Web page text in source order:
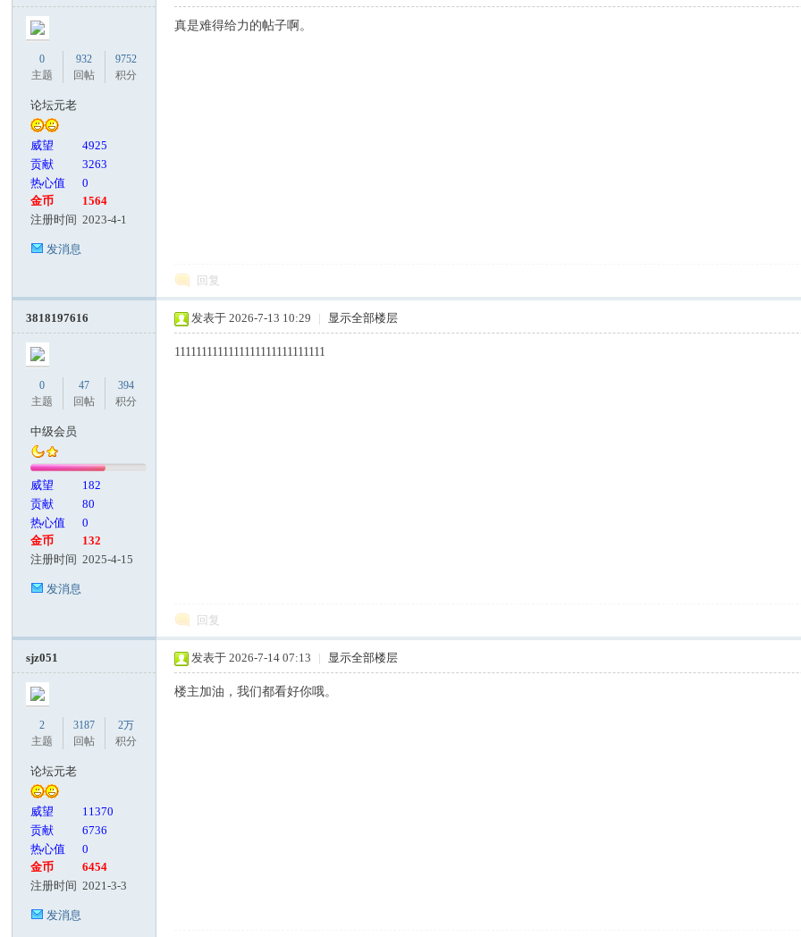
0
主题
932
回帖
9752
积分
论坛元老
威望
4925
贡献
3263
热心值
0
金币
1564
注册时间 2023-4-1
发消息
真是难得给力的帖子啊。
回复
3818197616
0
主题
47
回帖
394
积分
中级会员
威望
182
贡献
80
热心值
0
金币
132
注册时间 2025-4-15
发消息
发表于 2026-7-13 10:29 | 显示全部楼层
1111111111111111111111111111
回复
sjz051
2
主题
3187
回帖
2万
积分
论坛元老
威望
11370
贡献
6736
热心值
0
金币
6454
注册时间 2021-3-3
发消息
发表于 2026-7-14 07:13 | 显示全部楼层
楼主加油，我们都看好你哦。